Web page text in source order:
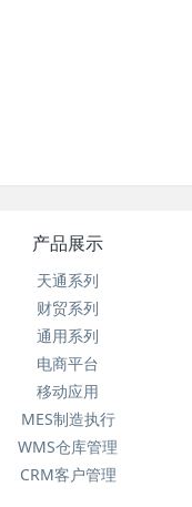
产品展示
天通系列
财贸系列
通用系列
电商平台
移动应用
MES制造执行
WMS仓库管理
CRM客户管理